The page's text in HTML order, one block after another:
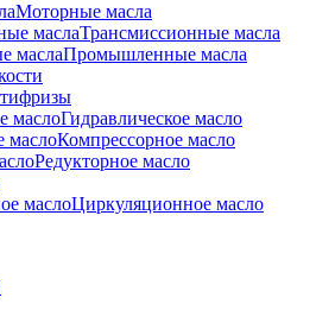
Моторные масла
Трансмиссионные масла
Промышленные масла
Гидравлическое масло
Компрессорное масло
Редукторное масло
Циркуляционное масло